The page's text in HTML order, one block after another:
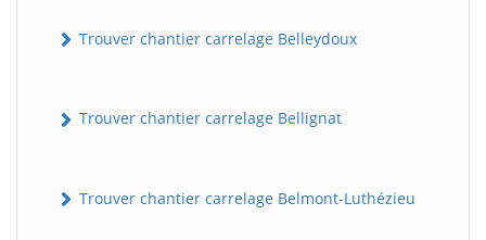
Trouver chantier carrelage Belleydoux
Trouver chantier carrelage Bellignat
Trouver chantier carrelage Belmont-Luthézieu